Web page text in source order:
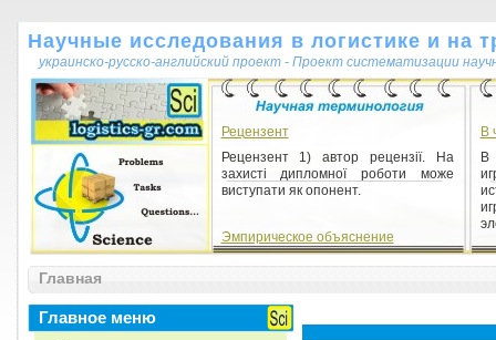
Научные исследования в логистике и на
украинско-русско-английский проект - Проект систематизации
Рецензент
Рецензент 1) автор рецензії. На
захисті дипломної роботи може
виступати як опонент.
Эмпирическое объяснение
Эмпирическое объяснение 1)
эффектов, явлений, характера
протекан...
В
В
Главная
Главное меню